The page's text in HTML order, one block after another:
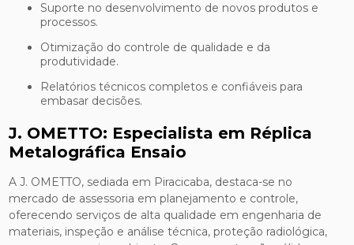
Suporte no desenvolvimento de novos produtos e
processos.
Otimização do controle de qualidade e da
produtividade.
Relatórios técnicos completos e confiáveis para
embasar decisões.
J. OMETTO: Especialista em Réplica
Metalográfica Ensaio
A J. OMETTO, sediada em Piracicaba, destaca-se no
mercado de assessoria em planejamento e controle,
oferecendo serviços de alta qualidade em engenharia de
materiais, inspeção e análise técnica, proteção radiológica,